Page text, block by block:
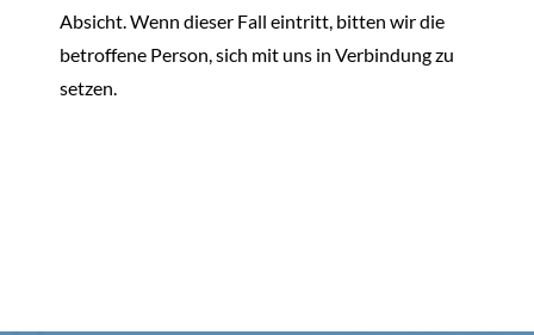
Absicht. Wenn dieser Fall eintritt, bitten wir die
betroffene Person, sich mit uns in Verbindung zu
setzen.